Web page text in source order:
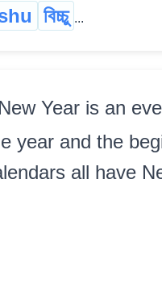
বিচ্চু ...
Year is an
year and the
all have